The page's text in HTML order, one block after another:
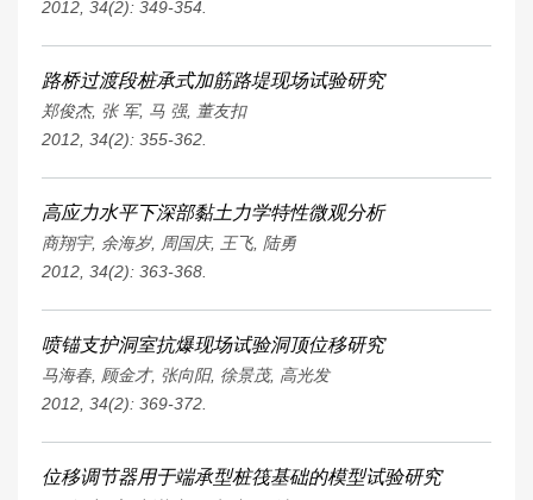
2012, 34(2): 349-354.
路桥过渡段桩承式加筋路堤现场试验研究
郑俊杰, 张 军, 马 强, 董友扣
2012, 34(2): 355-362.
高应力水平下深部黏土力学特性微观分析
商翔宇, 余海岁, 周国庆, 王飞 陆勇
2012, 34(2): 363-368.
喷锚支护洞室抗爆现场试验洞顶位移研究
马海春 顾金才, 张向阳, 徐景茂, 高光发
2012, 34(2): 369-372.
位移调节器用于端承型桩筏基础的模型试验研究